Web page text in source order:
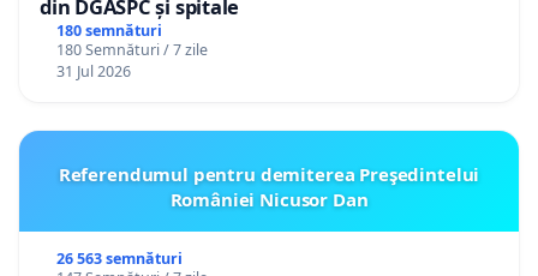
din DGASPC și spitale
180 semnături
180 Semnături / 7 zile
31 Jul 2026
Referendumul pentru demiterea Preşedintelui
României Nicusor Dan
26 563 semnături